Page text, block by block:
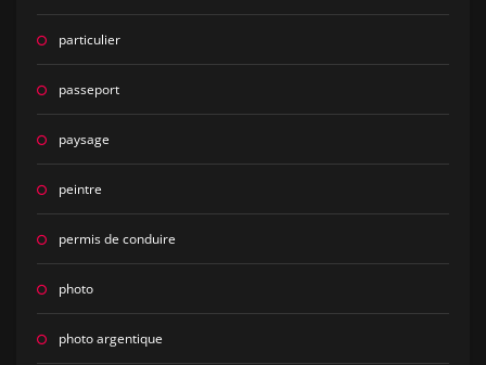
particulier
passeport
paysage
peintre
permis de conduire
photo
photo argentique